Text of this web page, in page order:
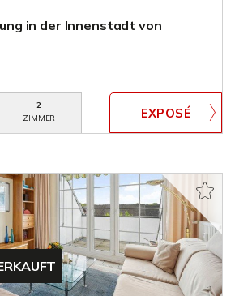
in der Innenstadt von
2
ZIMMER